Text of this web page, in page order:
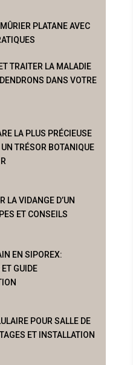
PLATANE AVEC
TRAITER LA MALADIE
DANS VOTRE
LA PLUS PRÉCIEUSE
TRÉSOR BOTANIQUE
LA VIDANGE D’UN
ET CONSEILS
EN SIPOREX:
GUIDE
POUR SALLE DE
ET INSTALLATION